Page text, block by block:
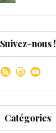
Suivez-nous !
Catégories